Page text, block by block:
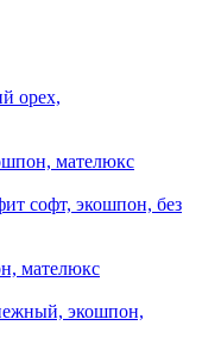
орех,
мателюкс
софт, экошпон, без
мателюкс
экошпон,